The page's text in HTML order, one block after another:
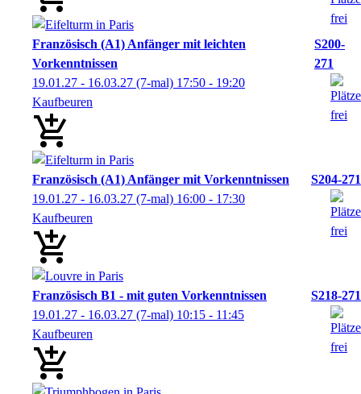
Französisch (A1) Anfänger mit leichten
Vorkenntnissen
S200-
271
19.01.27 - 16.03.27 (7-mal) 17:50 - 19:20
Kaufbeuren
Französisch (A1) Anfänger mit Vorkenntnissen
S204-271
19.01.27 - 16.03.27 (7-mal) 16:00 - 17:30
Kaufbeuren
Französisch B1 - mit guten Vorkenntnissen
S218-271
19.01.27 - 16.03.27 (7-mal) 10:15 - 11:45
Kaufbeuren